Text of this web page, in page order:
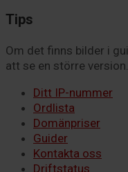
Tips
Om det finns bilder i
att se en större version.
Ditt IP-nummer
Ordlista
Domänpriser
Guider
Kontakta oss
Driftstatus